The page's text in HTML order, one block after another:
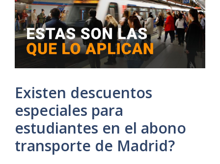
Existen descuentos
especiales para
estudiantes en el abono
transporte de Madrid?